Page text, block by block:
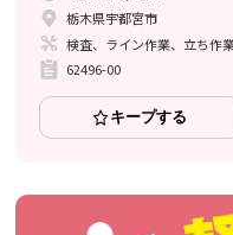
栃木県宇都宮市
検査、ライン作業、立ち作
62496-00
キープする